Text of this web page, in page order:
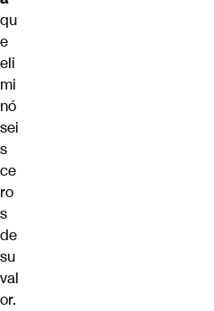
qu
e
eli
mi
nó
sei
s
ce
ro
s
de
su
val
or.